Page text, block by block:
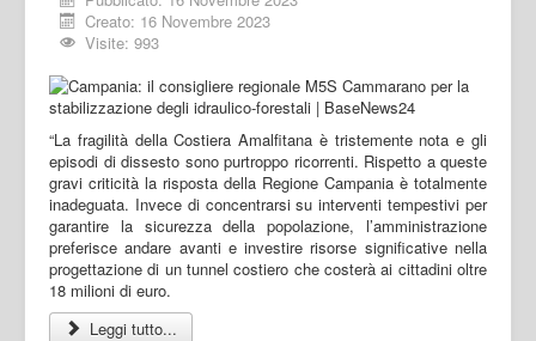
Creato: 16 Novembre 2023
Visite: 993
“La fragilità della Costiera Amalfitana è tristemente nota e gli
episodi di dissesto sono purtroppo ricorrenti. Rispetto a queste
gravi criticità la risposta della Regione Campania è totalmente
inadeguata. Invece di concentrarsi su interventi tempestivi per
garantire la sicurezza della popolazione, l’amministrazione
preferisce andare avanti e investire risorse significative nella
progettazione di un tunnel costiero che costerà ai cittadini oltre
18 milioni di euro.
Leggi tutto...